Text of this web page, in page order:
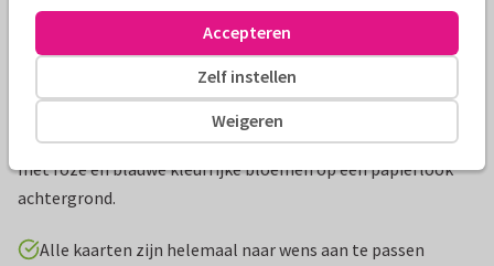
Productinformatie
Hippe uitnodiging voor een eerste communie van een meisje,
met roze en blauwe kleurrijke bloemen op een papierlook
achtergrond.
Alle kaarten zijn helemaal naar wens aan te passen
Weigeren
Zelf instellen
Accepteren